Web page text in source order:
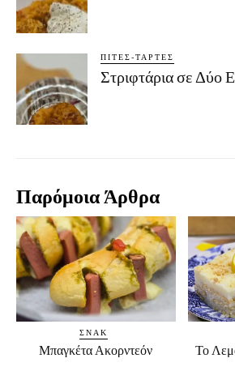
ΠΊΤΕΣ-ΤΆΡΤΕΣ
Στριφτάρια σε Δύο
Παρόμοια Άρθρα
ΣΝΑΚ
Μπαγκέτα Ακορντεόν Το